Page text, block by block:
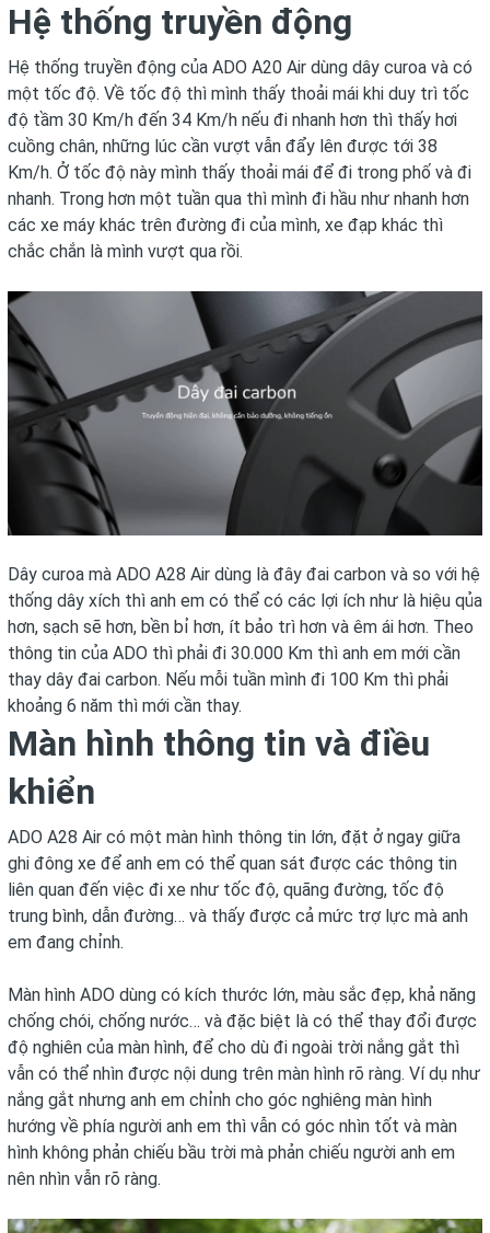
Hệ thống truyền động
Hệ thống truyền động của ADO A20 Air dùng dây curoa và có
một tốc độ. Về tốc độ thì mình thấy thoải mái khi duy trì tốc
độ tầm 30 Km/h đến 34 Km/h nếu đi nhanh hơn thì thấy hơi
cuồng chân, những lúc cần vượt vẫn đẩy lên được tới 38
Km/h. Ở tốc độ này mình thấy thoải mái để đi trong phố và đi
nhanh. Trong hơn một tuần qua thì mình đi hầu như nhanh hơn
các xe máy khác trên đường đi của mình, xe đạp khác thì
chắc chắn là mình vượt qua rồi.
Dây curoa mà ADO A28 Air dùng là đây đai carbon và so với hệ
thống dây xích thì anh em có thể có các lợi ích như là hiệu qủa
hơn, sạch sẽ hơn, bền bỉ hơn, ít bảo trì hơn và êm ái hơn. Theo
thông tin của ADO thì phải đi 30.000 Km thì anh em mới cần
thay dây đai carbon. Nếu mỗi tuần mình đi 100 Km thì phải
khoảng 6 năm thì mới cần thay.
Màn hình thông tin và điều
khiển
ADO A28 Air có một màn hình thông tin lớn, đặt ở ngay giữa
ghi đông xe để anh em có thể quan sát được các thông tin
liên quan đến việc đi xe như tốc độ, quãng đường, tốc độ
trung bình, dẫn đường… và thấy được cả mức trợ lực mà anh
em đang chỉnh.
Màn hình ADO dùng có kích thước lớn, màu sắc đẹp, khả năng
chống chói, chống nước… và đặc biệt là có thể thay đổi được
độ nghiên của màn hình, để cho dù đi ngoài trời nắng gắt thì
vẫn có thể nhìn được nội dung trên màn hình rõ ràng. Ví dụ như
nắng gắt nhưng anh em chỉnh cho góc nghiêng màn hình
hướng về phía người anh em thì vẫn có góc nhìn tốt và màn
hình không phản chiếu bầu trời mà phản chiếu người anh em
nên nhìn vẫn rõ ràng.